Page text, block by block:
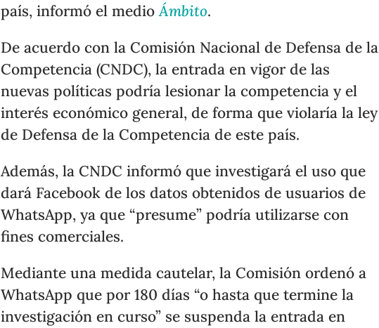
país, informó el medioÁmbito.
De acuerdo con la Comisión Nacional de Defensa de la
Competencia (CNDC), la entrada en vigor de las
nuevas políticas podría lesionar la competencia y el
interés económico general, de forma que violaría la ley
de Defensa de la Competencia de este país.
Además, la CNDC informó que investigará el uso que
dará Facebook de los datos obtenidos de usuarios de
WhatsApp, ya que “presume” podría utilizarse con
fines comerciales.
Mediante una medida cautelar, la Comisión ordenó a
WhatsApp que por 180 días “o hasta que termine la
investigación en curso” se suspenda la entrada en